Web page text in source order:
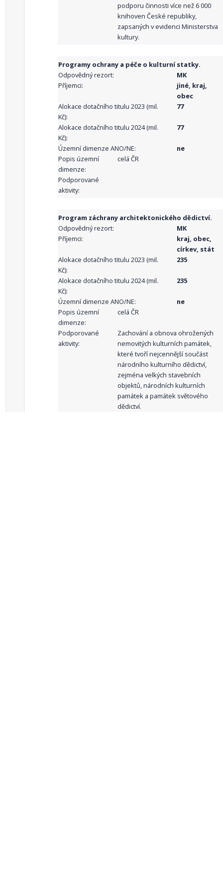
podporu činnosti více než 6 000
knihoven České republiky,
zapsaných v evidenci Ministerstva
kultury.
Programy ochrany a péče o kulturní statky.
Odpovědný rezort:
MK
Příjemci:
jiné, kraj,
obec
Alokace dotačního titulu 2023 (mil.
Kč):
77
Alokace dotačního titulu 2024 (mil.
Kč):
77
Územní dimenze ANO/NE:
ne
Popis územní
dimenze:
celá ČR
Podporované
aktivity:
Program záchrany architektonického dědictví.
Odpovědný rezort:
MK
Příjemci:
kraj, obec,
církev, stát
Alokace dotačního titulu 2023 (mil.
Kč):
235
Alokace dotačního titulu 2024 (mil.
Kč):
235
Územní dimenze ANO/NE:
ne
Popis územní
dimenze:
celá ČR
Podporované
aktivity:
Zachování a obnova ohrožených
nemovitých kulturních památek,
které tvoří nejcennější součást
národního kulturního dědictví,
zejména velkých stavebních
objektů, národních kulturních
památek a památek světového
dědictví.